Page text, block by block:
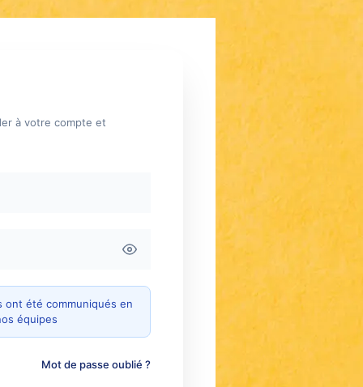
à votre compte et
ont été communiqués en
équipes
Mot de passe oublié ?